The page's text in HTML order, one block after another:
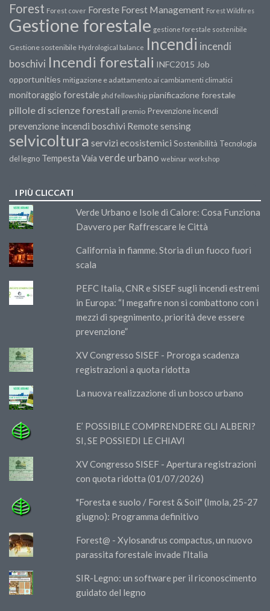
Forest Forest cover Foreste Forest Management Forest Wildfires
Gestione forestale gestione forestale sostenibile
Gestione sostenibile Hydrological balance Incendi incendi
boschivi Incendi forestali INFC2015 Job
opportunities mitigazione e adattamento ai cambiamenti climatici
monitoraggio forestale phd fellowship pianificazione forestale
pillole di scienze forestali premio Prevenzione incendi
prevenzione incendi boschivi Remote sensing
selvicoltura servizi ecosistemici Sostenibilità Tecnologia
del legno Tempesta Vaia verde urbano webinar workshop
I PIÙ CLICCATI
Verde Urbano e Isole di Calore: Cosa Funziona
Davvero per Raffrescare le Città
California in fiamme. Storia di un fuoco fuori
scala
PEFC Italia, CNR e SISEF sugli incendi estremi
in Europa: “I megafire non si combattono con i
mezzi di spegnimento, priorità deve essere
prevenzione”
XV Congresso SISEF - Proroga scadenza
registrazioni a quota ridotta
La nuova realizzazione di un bosco urbano
E’ POSSIBILE COMPRENDERE GLI ALBERI?
SI, SE POSSIEDI LE CHIAVI
XV Congresso SISEF - Apertura registrazioni
con quota ridotta (01/07/2026)
"Foresta e suolo / Forest & Soil" (Imola, 25-27
giugno): Programma definitivo
Forest@ - Xylosandrus compactus, un nuovo
parassita forestale invade l'Italia
SIR-Legno: un software per il riconoscimento
guidato del legno